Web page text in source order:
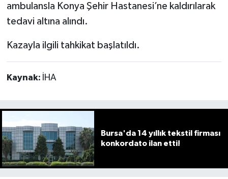
ambulansla Konya Şehir Hastanesi’ne kaldırılarak
tedavi altına alındı.
Kazayla ilgili tahkikat başlatıldı.
Kaynak: İHA
Bursa'da 14 yıllık tekstil firması
konkordato ilan etti!